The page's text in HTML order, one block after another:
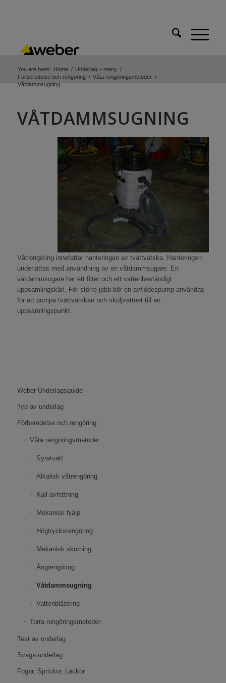
You are here: Home / Underlag – meny /
Förberedelse och rengöring / Våta rengöringsmetoder /
Våtdammsugning
VÅTDAMMSUGNING
Våtrengöring innefattar hanteringen av tvättvätska. Hanteringen
underlättas med användning av en våtdammsugare. En
våtdammsugare har ett filter och ett vattenbeständigt
uppsamlingskärl. För större jobb bör en avflödespump användas
för att pumpa tvättvätskan och sköljvattnet till en
uppsamlingspunkt.
Weber Underlagsguide
Typ av underlag
Förberedelse och rengöring
Våta rengöringsmetoder
Syratvätt
Alkalisk våtrengöring
Kall avfettning
Mekanisk hjälp
Högtrycksrengöring
Mekanisk skurning
Ångrengöring
Våtdammsugning
Vattenblästring
Torra rengöringsmetoder
Test av underlag
Svaga underlag
Fogar, Sprickor, Läckor